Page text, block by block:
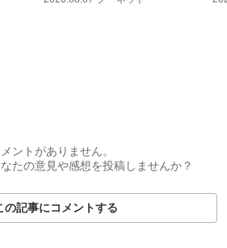
ントがありません。
たの意見や感想を投稿しませんか？
の記事にコメントする